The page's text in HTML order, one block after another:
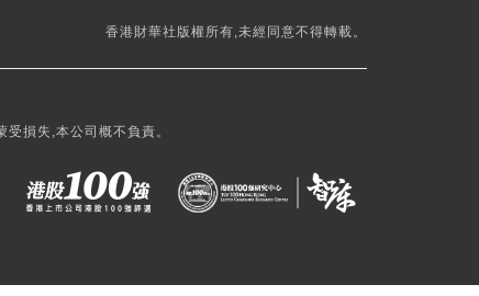
香港財華社版權所有,未經同意不得轉載。
損失,本公司概不負責。